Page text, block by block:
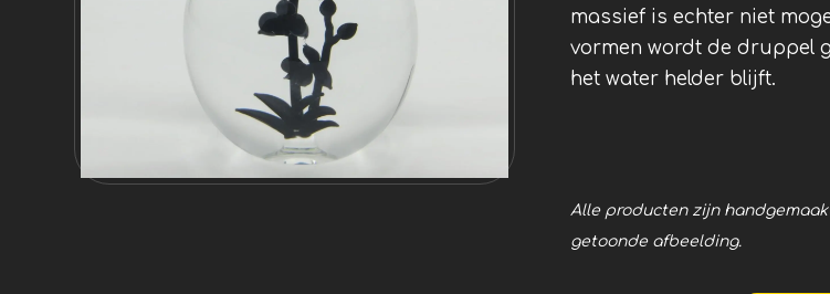
massief is echter niet
vormen wordt de druppel
het water helder blijft.
Alle producten zijn
getoonde afbeelding.